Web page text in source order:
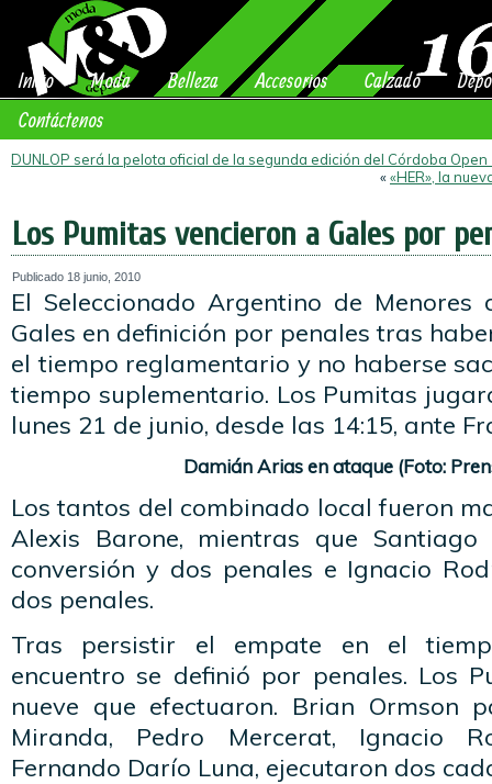
Inicio Moda Belleza Accesorios Calzado
Contáctenos
DUNLOP será la pelota oficial de la segunda edición del Córdoba Open
««HER», la
Los Pumitas vencieron a Gales por
Publicado 18 junio, 2010
El Seleccionado Argentino de
Gales en definición por penales tras
el tiempo reglamentario y no haberse
tiempo suplementario. Los Pumitas
lunes 21 de junio, desde las 14:15, ante
Damián Arias en ataque (Foto:
Los tantos del combinado local fueron
Alexis Barone, mientras que
conversión y dos penales e Ignacio
dos penales.
Tras persistir el empate en el
encuentro se definió por penales. Los
nueve que efectuaron. Brian Ormson
Miranda, Pedro Mercerat, Ignacio
Fernando Darío Luna, ejecutaron dos